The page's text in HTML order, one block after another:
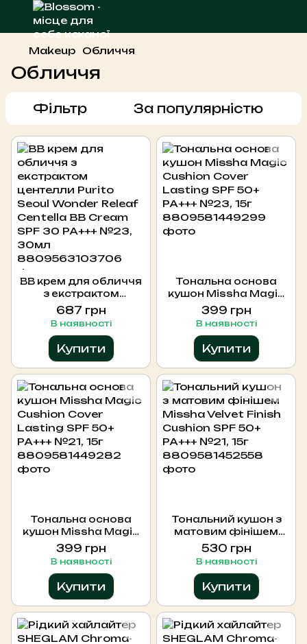
Makeup Обличчя
Обличчя
Фільтр За популярністю
BB крем для обличчя
з екстрактом
центелли Purito Seoul
Wonder Releaf
SPF 30 PA+++ №23,
30мл
687 грн
В наявності
Купити
Тональна основа
кушон Missha Magic
Cushion Cover
Lasting SPF 50+ PA+++
399 грн
В наявності
Купити
Тональна основа
кушон Missha Magic
Cushion Cover
Lasting SPF 50+ PA+++
399 грн
В наявності
Купити
Тональний кушон з
матовим фінішем
Missha Velvet Finish
Cushion SPF 50+ PA+++
530 грн
В наявності
Купити